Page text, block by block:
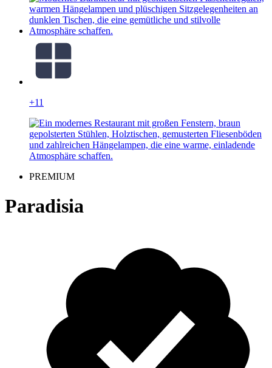
+11
PREMIUM
Paradisia